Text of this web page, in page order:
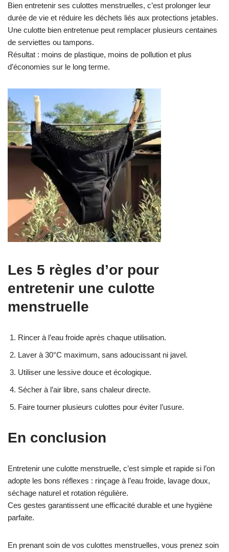
Bien entretenir ses culottes menstruelles, c’est prolonger leur
durée de vie et réduire les déchets liés aux protections jetables.
Une culotte bien entretenue peut remplacer plusieurs centaines
de serviettes ou tampons.
Résultat : moins de plastique, moins de pollution et plus
d’économies sur le long terme.
Les 5 règles d’or pour
entretenir une culotte
menstruelle
Rincer à l’eau froide après chaque utilisation.
Laver à 30°C maximum, sans adoucissant ni javel.
Utiliser une lessive douce et écologique.
Sécher à l’air libre, sans chaleur directe.
Faire tourner plusieurs culottes pour éviter l’usure.
En conclusion
Entretenir une culotte menstruelle, c’est simple et rapide si l’on
adopte les bons réflexes : rinçage à l’eau froide, lavage doux,
séchage naturel et rotation régulière.
Ces gestes garantissent une efficacité durable et une hygiène
parfaite.
En prenant soin de vos culottes menstruelles, vous prenez soin